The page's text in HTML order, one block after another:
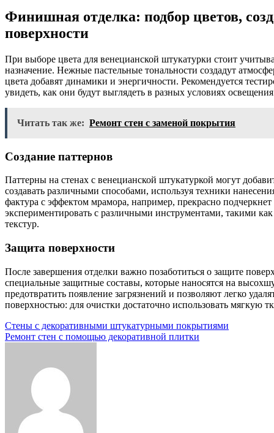
Финишная отделка: подбор цветов,
поверхности
При выборе цвета для венецианской штукатурки стоит
назначение. Нежные пастельные тональности создадут
цвета добавят динамики и энергичности. Рекомендуется
увидеть, как они будут выглядеть в разных условиях
Читать так же: Ремонт стен с заменой покрытия
Создание паттернов
Паттерны на стенах с венецианской штукатуркой могут
создавать различными способами, используя техники
фактура с эффектом мрамора, например, прекрасно подчеркнет
экспериментировать с различными инструментами, такими
текстур.
Защита поверхности
После завершения отделки важно позаботиться о защите
специальные защитные составы, которые наносятся на
предотвратить появление загрязнений и позволяют легко
поверхностью: для очистки достаточно использовать мягкую
Навигация
по
Стены с декоративными штукатурными покрытиями
Ремонт стен с помощью декоративной плитки